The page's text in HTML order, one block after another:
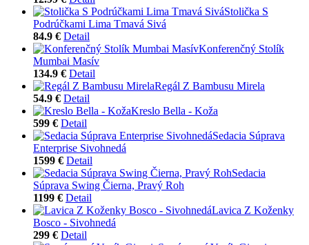
Stolička S
Podrúčkami Lima Tmavá Sivá
84.9 € Detail
Konferenčný Stolík
Mumbai Masív
134.9 € Detail
Regál Z Bambusu Mirela
54.9 € Detail
Kreslo Bella - Koža
599 € Detail
Sedacia Súprava
Enterprise Sivohnedá
1599 € Detail
Sedacia
Súprava Swing Čierna, Pravý Roh
1199 € Detail
Lavica Z Koženky
Bosco - Sivohnedá
299 € Detail